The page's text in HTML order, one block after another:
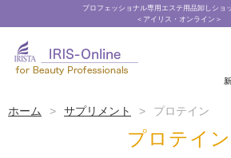
プロフェッショナル専用エステ用品卸しショ
＜アイリス・オンライン＞
ホーム サプリメント プロテイン
プロテイン